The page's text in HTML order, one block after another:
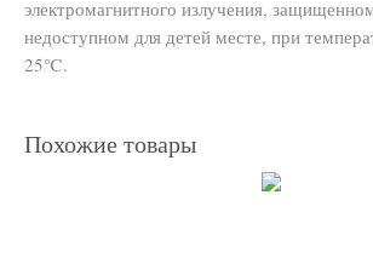
электромагнитного излучения,
недоступном для детей месте, при
25℃.
Похожие товары